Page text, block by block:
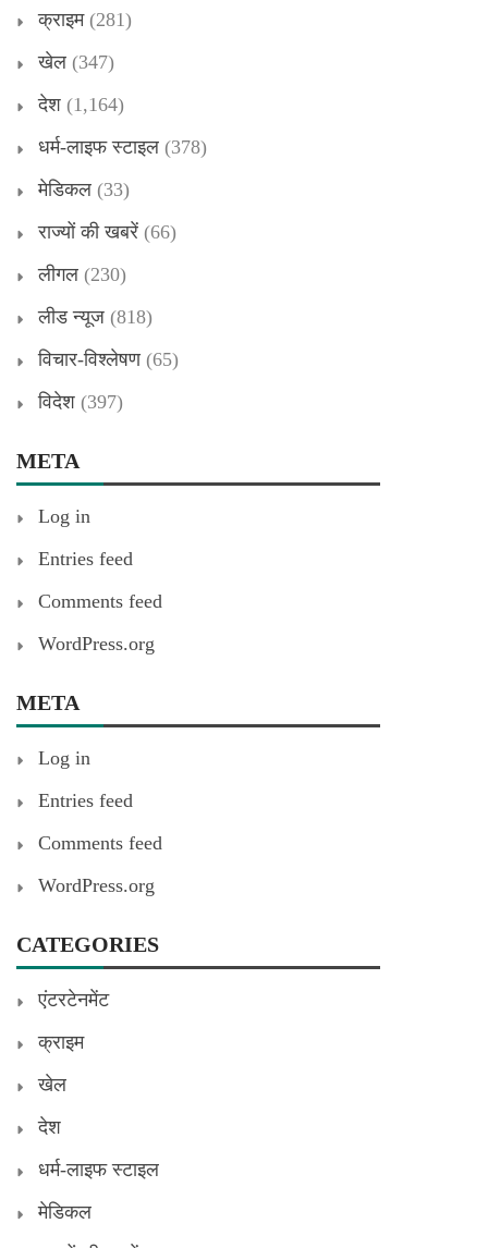
क्राइम(281)
खेल (347)
देश (1,164)
धर्म-लाइफ स्टाइल (378)
मेडिकल (33)
राज्यों की खबरें (66)
लीगल (230)
लीड न्यूज (818)
विचार-विश्लेषण(65)
विदेश (397)
META
Log in
Entries feed
Comments feed
WordPress.org
META
Log in
Entries feed
Comments feed
WordPress.org
CATEGORIES
एंटरटेनमेंट
क्राइम
खेल
देश
धर्म-लाइफ स्टाइल
मेडिकल